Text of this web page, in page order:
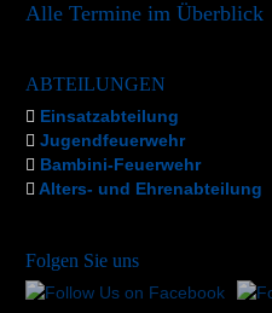
Alle Termine im Überblick
ABTEILUNGEN
Einsatzabteilung
Jugendfeuerwehr
Bambini-Feuerwehr
Alters- und Ehrenabteilung
Folgen Sie uns